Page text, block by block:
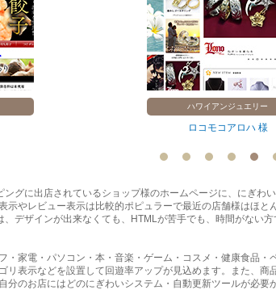
ハワイアンジュエリー
ロコモコアロハ 様
グに出店されているショップ様のホームページに、にぎ
示やレビュー表示は比較的ポピュラーで最近の店舗様はほと
デザインが出来なくても、HTMLが苦手でも、時間がない
・家電・パソコン・本・音楽・ゲーム・コスメ・健康食品
リ表示などを設置して回遊率アップが見込めます。また、
分のお店にはどのにぎわいシステム・自動更新ツールが必要